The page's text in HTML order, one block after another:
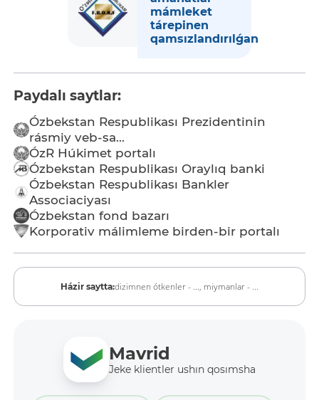
mámleket
tárepinen
qamsızlandırılǵan
Paydalı saytlar:
Ózbekstan Respublikası Prezidentinin
rásmiy veb-sa...
ÓzR Húkimet portalı
Ózbekstan Respublikası Oraylıq banki
Ózbekstan Respublikası Bankler
Associaciyası
Ózbekstan fond bazarı
Korporativ málimleme birden-bir portalı
Házir saytta:dizimnen ótkenler - ..., miymanlar - ...
Mavrid
Jeke klientler ushın qosımsha